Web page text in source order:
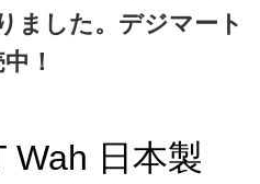
ました。デジマート
！
Wah 日本製